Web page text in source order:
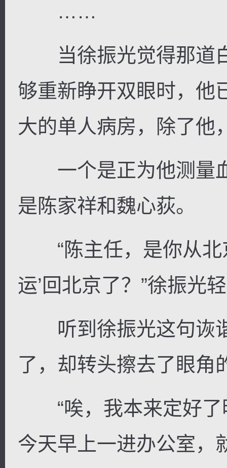
……
当徐振光觉得那道
够重新睁开双眼时，他
大的单人病房，除了他
一个是正为他测量
是陈家祥和魏心荻。
“陈主任，是你从北
运’回北京了？”徐振光
听到徐振光这句诙
了，却转头擦去了眼角
“唉，我本来定好了
今天早上一进办公室，